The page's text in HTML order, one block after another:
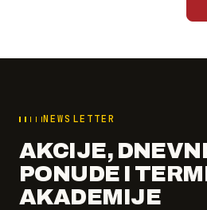
NEWSLETTER
AKCIJE,
PONUDE I
AKADEMIJE